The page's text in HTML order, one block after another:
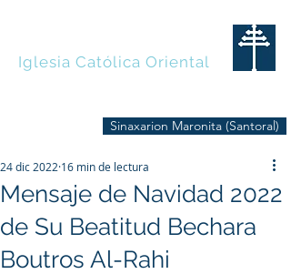
Iglesia Católica Oriental
Sinaxarion Maronita (Santoral)
Mensaje de Navidad 2022
de Su Beatitud Bechara
Boutros Al-Rahi
24 dic 2022 16 min de lectura